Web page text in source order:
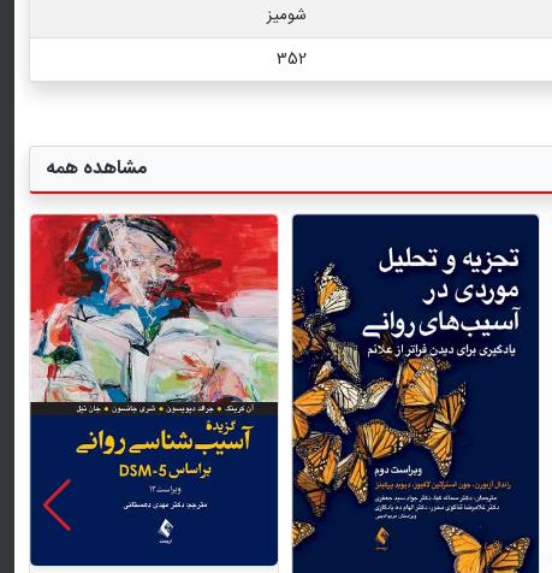
شومیز
352
مشاهده همه